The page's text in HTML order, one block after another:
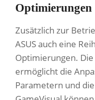
Optimierungen
Zusätzlich zur
ASUS auch eine
Optimierungen.
ermöglicht die
Parametern und